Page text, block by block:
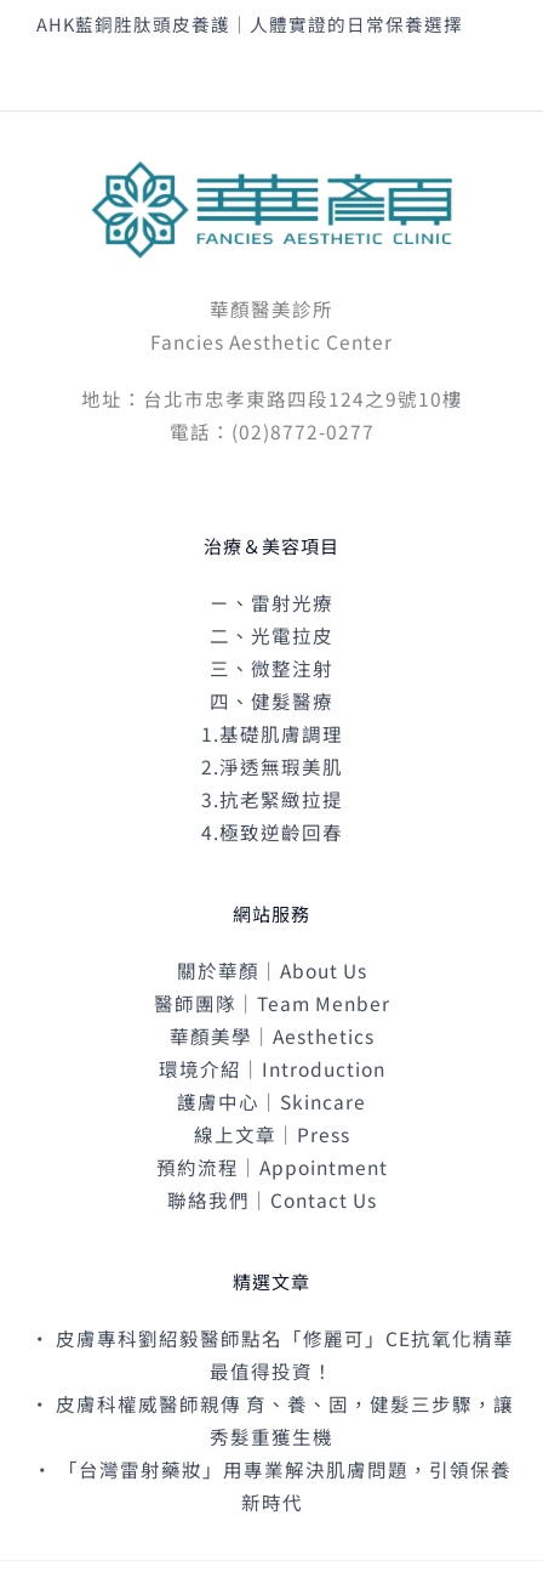
AHK藍銅胜肽頭皮養護｜人體實證的日常保養選擇
華顏醫美診所
Fancies Aesthetic Center
地址：台北市忠孝東路四段124之9號10樓
電話：(02)8772-0277
治療＆美容項目
ㄧ、雷射光療
二、光電拉皮
三、微整注射
四、健髮醫療
1.基礎肌膚調理
2.淨透無瑕美肌
3.抗老緊緻拉提
4.極致逆齡回春
網站服務
關於華顏｜About Us
醫師團隊｜Team Menber
華顏美學｜Aesthetics
環境介紹｜Introduction
護膚中心｜Skincare
線上文章｜Press
預約流程｜Appointment
聯絡我們｜Contact Us
精選文章
• 皮膚專科劉紹毅醫師點名「修麗可」CE抗氧化精華
最值得投資！
• 皮膚科權威醫師親傳 育、養、固，健髮三步驟，讓
秀髮重獲生機
• 「台灣雷射藥妝」用專業解決肌膚問題，引領保養
新時代